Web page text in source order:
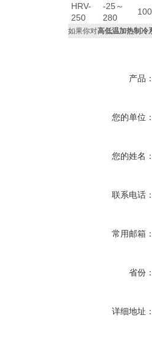
HRV-
250
-25～
280
100
如果你对高低温加热制冷
产品
您的单位
您的姓名
联系电话
常用邮箱
省份
详细地址